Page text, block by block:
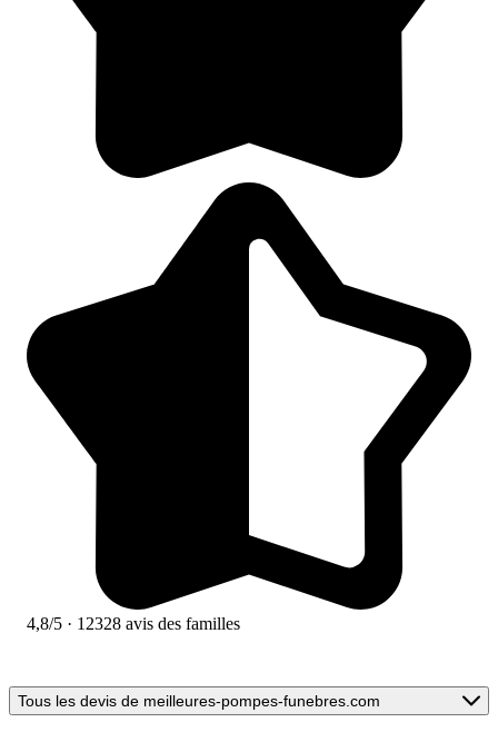
4,8/5 · 12328 avis des familles
Tous les devis de meilleures-pompes-funebres.com